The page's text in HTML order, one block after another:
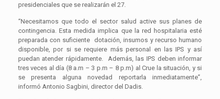
presidenciales que se realizarán el 27.
“Necesitamos que todo el sector salud active sus planes de
contingencia. Esta medida implica que la red hospitalaria esté
preparada con suficiente dotación, insumos y recurso humano
disponible, por si se requiere más personal en las IPS y así
puedan atender rápidamente. Además, las IPS deben informar
tres veces al día (8 a.m – 3 p.m – 8 p.m) al Crue la situación, y si
se presenta alguna novedad reportarla inmediatamente”,
informó Antonio Sagbini, director del Dadis.